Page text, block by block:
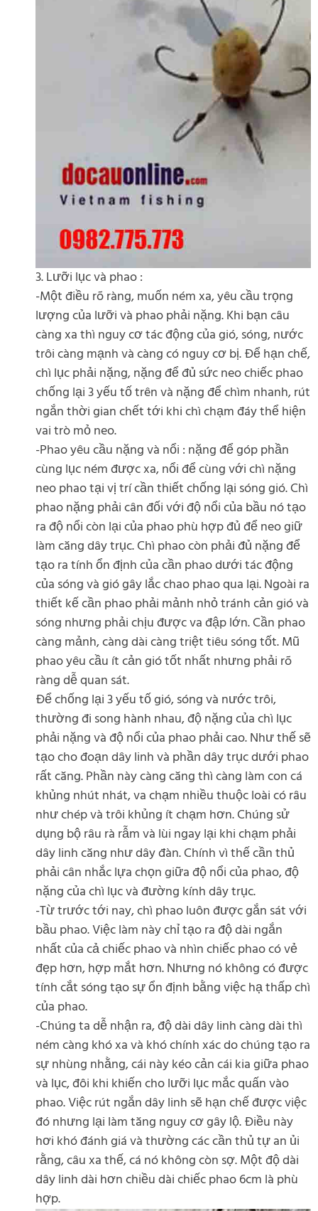
3. Lưỡi lục và phao :
-Một điều rõ ràng, muốn ném xa, yêu cầu trọng
lượng của lưỡi và phao phải nặng. Khi bạn câu
càng xa thì nguy cơ tác động của gió, sóng, nước
trôi càng mạnh và càng có nguy cơ bị. Để hạn chế,
chì lục phải nặng, nặng để đủ sức neo chiếc phao
chống lại 3 yếu tố trên và nặng để chìm nhanh, rút
ngắn thời gian chết tới khi chì chạm đáy thể hiện
vai trò mỏ neo.
-Phao yêu cầu nặng và nổi : nặng để góp phần
cùng lục ném được xa, nổi để cùng với chì nặng
neo phao tại vị trí cần thiết chống lại sóng gió. Chì
phao nặng phải cân đối với độ nổi của bầu nó tạo
ra độ nổi còn lại của phao phù hợp đủ để neo giữ
làm căng dây trục. Chì phao còn phải đủ nặng để
tạo ra tính ổn định của cần phao dưới tác động
của sóng và gió gây lắc chao phao qua lại. Ngoài ra
thiết kế cần phao phải mảnh nhỏ tránh cản gió và
sóng nhưng phải chịu được va đập lớn. Cần phao
càng mảnh, càng dài càng triệt tiêu sóng tốt. Mũ
phao yêu cầu ít cản gió tốt nhất nhưng phải rõ
ràng dễ quan sát.
Để chống lại 3 yếu tố gió, sóng và nước trôi,
thường đi song hành nhau, độ nặng của chì lục
phải nặng và độ nổi của phao phải cao. Như thế sẽ
tạo cho đoạn dây linh và phần dây trục dưới phao
rất căng. Phần này càng căng thì càng làm con cá
khủng nhút nhát, va chạm nhiều thuộc loài có râu
như chép và trôi khủng ít chạm hơn. Chúng sử
dụng bộ râu rà rẫm và lùi ngay lại khi chạm phải
dây linh căng như dây đàn. Chính vì thế cần thủ
phải cân nhắc lựa chọn giữa độ nổi của phao, độ
nặng của chì lục và đường kính dây trục.
-Từ trước tới nay, chì phao luôn được gắn sát với
bầu phao. Việc làm này chỉ tạo ra độ dài ngắn
nhất của cả chiếc phao và nhìn chiếc phao có vẻ
đẹp hơn, hợp mắt hơn. Nhưng nó không có được
tính cắt sóng tạo sự ổn định bằng việc hạ thấp chì
của phao.
-Chúng ta dễ nhận ra, độ dài dây linh càng dài thì
ném càng khó xa và khó chính xác do chúng tạo ra
sự nhùng nhằng, cái này kéo cản cái kia giữa phao
và lục, đôi khi khiến cho lưỡi lục mắc quấn vào
phao. Việc rút ngắn dây linh sẽ hạn chế được việc
đó nhưng lại làm tăng nguy cơ gây lộ. Điều này
hơi khó đánh giá và thường các cần thủ tự an ủi
rằng, câu xa thế, cá nó không còn sợ. Một độ dài
dây linh dài hơn chiều dài chiếc phao 6cm là phù
hợp.